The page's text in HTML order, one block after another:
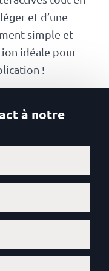
et d’une
simple et
idéale pour
!
à notre